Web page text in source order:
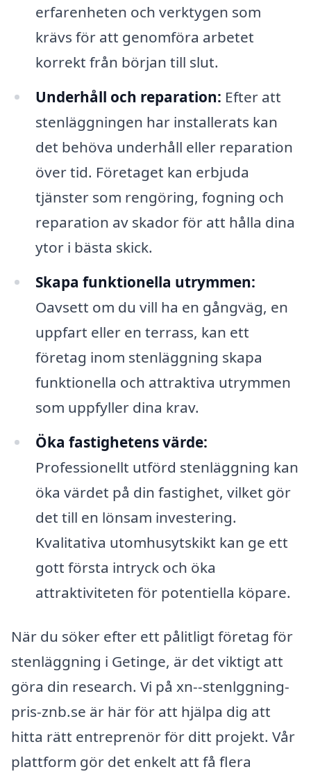
erfarenheten och verktygen som
krävs för att genomföra arbetet
korrekt från början till slut.
Underhåll och reparation: Efter att
stenläggningen har installerats kan
det behöva underhåll eller reparation
över tid. Företaget kan erbjuda
tjänster som rengöring, fogning och
reparation av skador för att hålla dina
ytor i bästa skick.
Skapa funktionella utrymmen:
Oavsett om du vill ha en gångväg, en
uppfart eller en terrass, kan ett
företag inom stenläggning skapa
funktionella och attraktiva utrymmen
som uppfyller dina krav.
Öka fastighetens värde:
Professionellt utförd stenläggning kan
öka värdet på din fastighet, vilket gör
det till en lönsam investering.
Kvalitativa utomhusytskikt kan ge ett
gott första intryck och öka
attraktiviteten för potentiella köpare.
När du söker efter ett pålitligt företag för
stenläggning i Getinge, är det viktigt att
göra din research. Vi på xn--stenlggning-
pris-znb.se är här för att hjälpa dig att
hitta rätt entreprenör för ditt projekt. Vår
plattform gör det enkelt att få flera